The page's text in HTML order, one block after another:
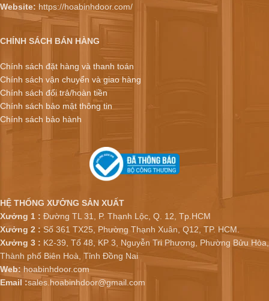
Website: https://hoabinhdoor.com/
CHÍNH SÁCH BÁN HÀNG
Chính sách đặt hàng và thanh toán
Chính sách vận chuyển và giao hàng
Chính sách đổi trả/hoàn tiền
Chính sách bảo mật thông tin
Chính sách bảo hành
HỆ THỐNG XƯỞNG SẢN XUẤT
Xưởng 1 : Đường TL 31, P. Thạnh Lộc, Q. 12, Tp.HCM
Xưởng 2 : Số 361 TX25, Phường Thạnh Xuân, Q12, TP. HCM.
Xưởng 3 : K2-39, Tổ 48, KP 3, Nguyễn Tri Phương, Phường Bửu Hòa,
Thành phố Biên Hoà, Tỉnh Đồng Nai
Web: hoabinhdoor.com
Email :sales.hoabinhdoor@gmail.com